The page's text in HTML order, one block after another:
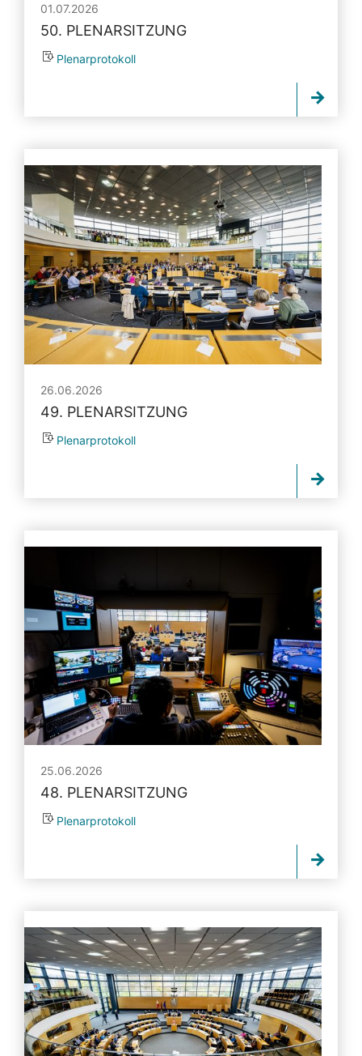
01.07.2026
50. PLENARSITZUNG
Plenarprotokoll
26.06.2026
49. PLENARSITZUNG
Plenarprotokoll
25.06.2026
48. PLENARSITZUNG
Plenarprotokoll